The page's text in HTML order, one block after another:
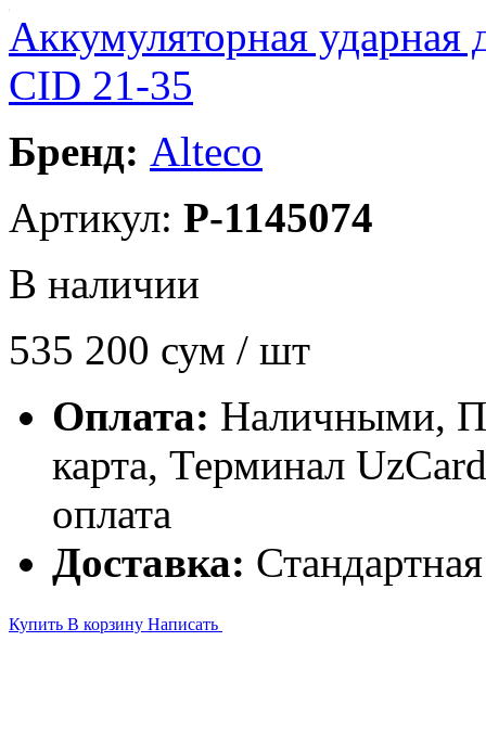
Аккумуляторная
CID 21-35
Бренд: Alteco
Артикул: P-1145074
В наличии
535 200 сум / шт
Оплата: Наличными,
карта, Терминал
оплата
Доставка:
Купить В корзину Написать